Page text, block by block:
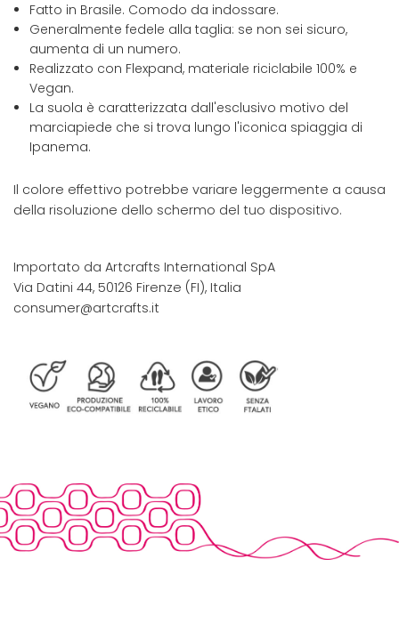
Fatto in Brasile. Comodo da indossare.
Generalmente fedele alla taglia: se non sei sicuro,
aumenta di un numero.
Realizzato con Flexpand, materiale riciclabile 100% e
Vegan.
La suola è caratterizzata dall'esclusivo motivo del
marciapiede che si trova lungo l'iconica spiaggia di
Ipanema.
Il colore effettivo potrebbe variare leggermente a causa
della risoluzione dello schermo del tuo dispositivo.
Importato da Artcrafts International SpA
Via Datini 44, 50126 Firenze (FI), Italia
consumer@artcrafts.it